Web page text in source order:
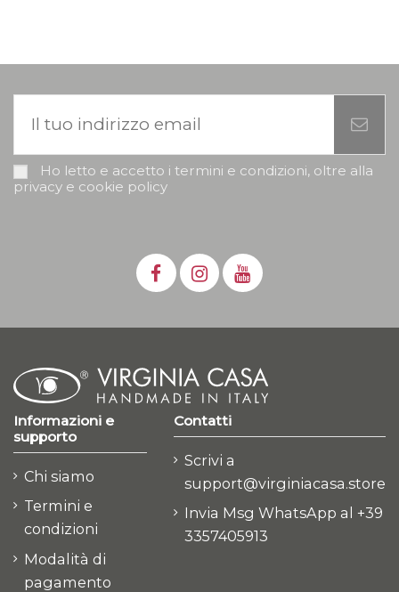
Ho letto e accetto i termini e condizioni, oltre alla
privacy e cookie policy
Informazioni e
supporto
Chi siamo
Termini e
condizioni
Modalità di
pagamento
Contatti
Scrivi a
support@virginiacasa.store
Invia Msg WhatsApp al +39
3357405913